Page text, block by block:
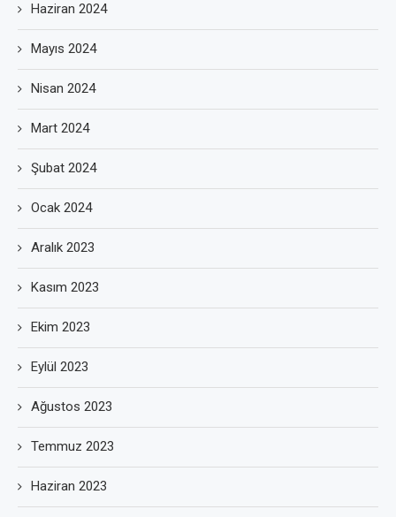
Haziran 2024
Mayıs 2024
Nisan 2024
Mart 2024
Şubat 2024
Ocak 2024
Aralık 2023
Kasım 2023
Ekim 2023
Eylül 2023
Ağustos 2023
Temmuz 2023
Haziran 2023